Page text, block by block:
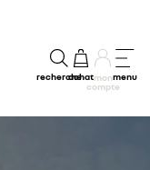
rechercheachatmon
compte
menu